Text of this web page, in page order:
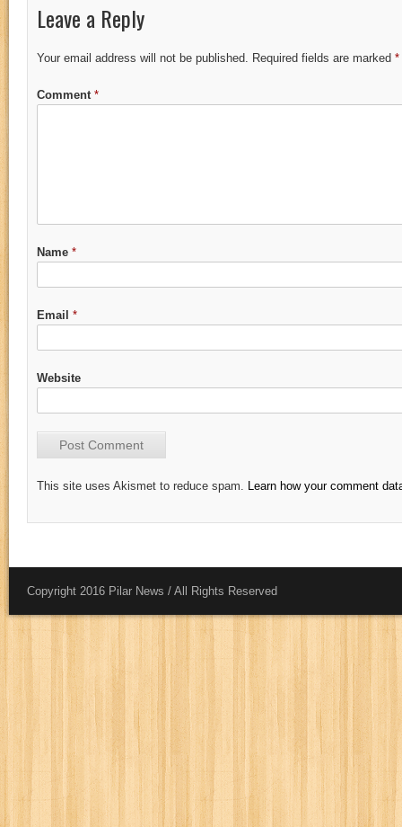
Leave a Reply
Your email address will not be published. Required fields are marked *
Comment *
Name *
Email *
Website
This site uses Akismet to reduce spam. Learn how your comment
Copyright 2016 Pilar News / All Rights Reserved